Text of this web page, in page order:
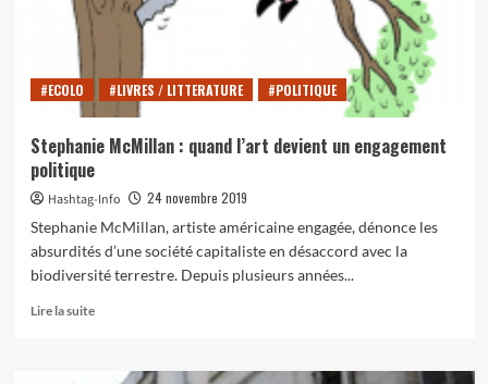
#ECOLO #LIVRES / LITTERATURE #POLITIQUE
Stephanie McMillan : quand l’art devient un engagement
politique
Hashtag-Info
24 novembre 2019
Stephanie McMillan, artiste américaine engagée, dénonce les
absurdités d’une société capitaliste en désaccord avec la
biodiversité terrestre. Depuis plusieurs années...
Lire la suiteEn